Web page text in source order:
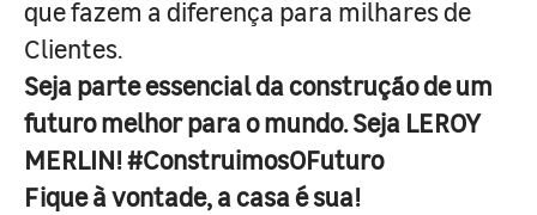
que fazem a diferença para milhares de
Clientes.
Seja parte essencial da construção de um
futuro melhor para o mundo. Seja LEROY
MERLIN! #ConstruimosOFuturo
Fique à vontade, a casa é sua!